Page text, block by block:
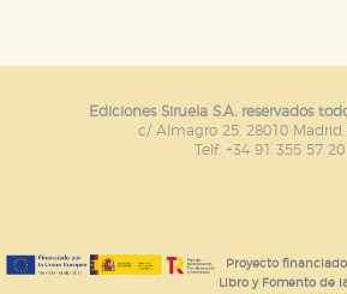
Ediciones Siruela S.A. reservados
c/ Almagro 25. 28010 Madrid.
Telf. +34 91 355 57 20
Proyecto
Libro y Fomento de
relevante para sus intereses en
que se basan en la identificación
navegador y dispositivo de
política de cookies